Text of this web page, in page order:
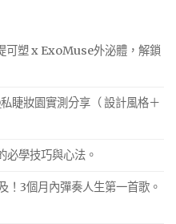
可塑 x ExoMuse外泌體，解鎖
睫妝園實測分享（ 設計風格＋
學技巧與心法。
！3個月內彈奏人生第一首歌。